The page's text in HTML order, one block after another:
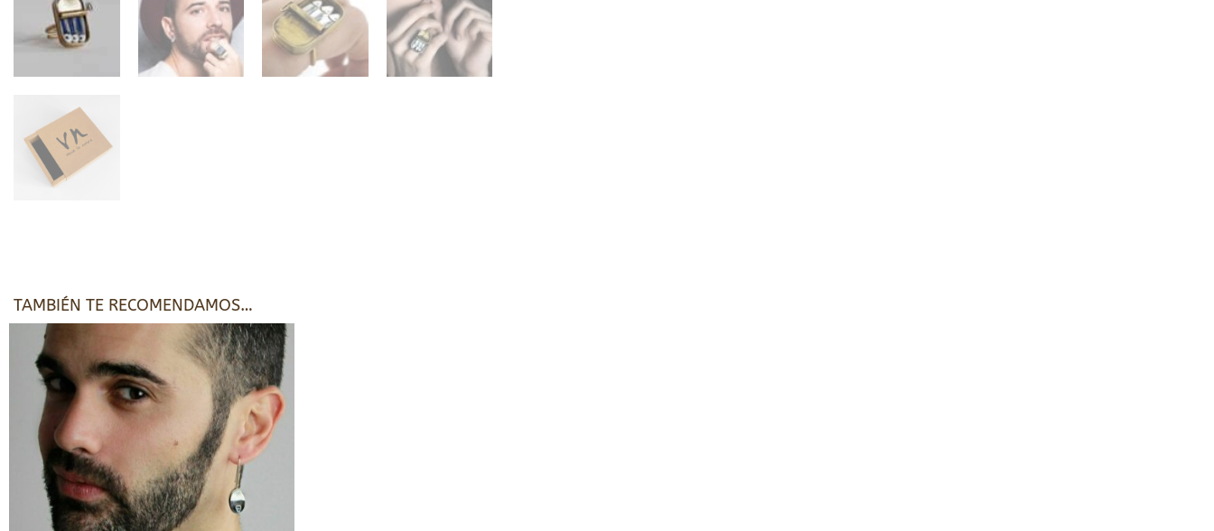
TAMBIÉN TE RECOMENDAMOS…